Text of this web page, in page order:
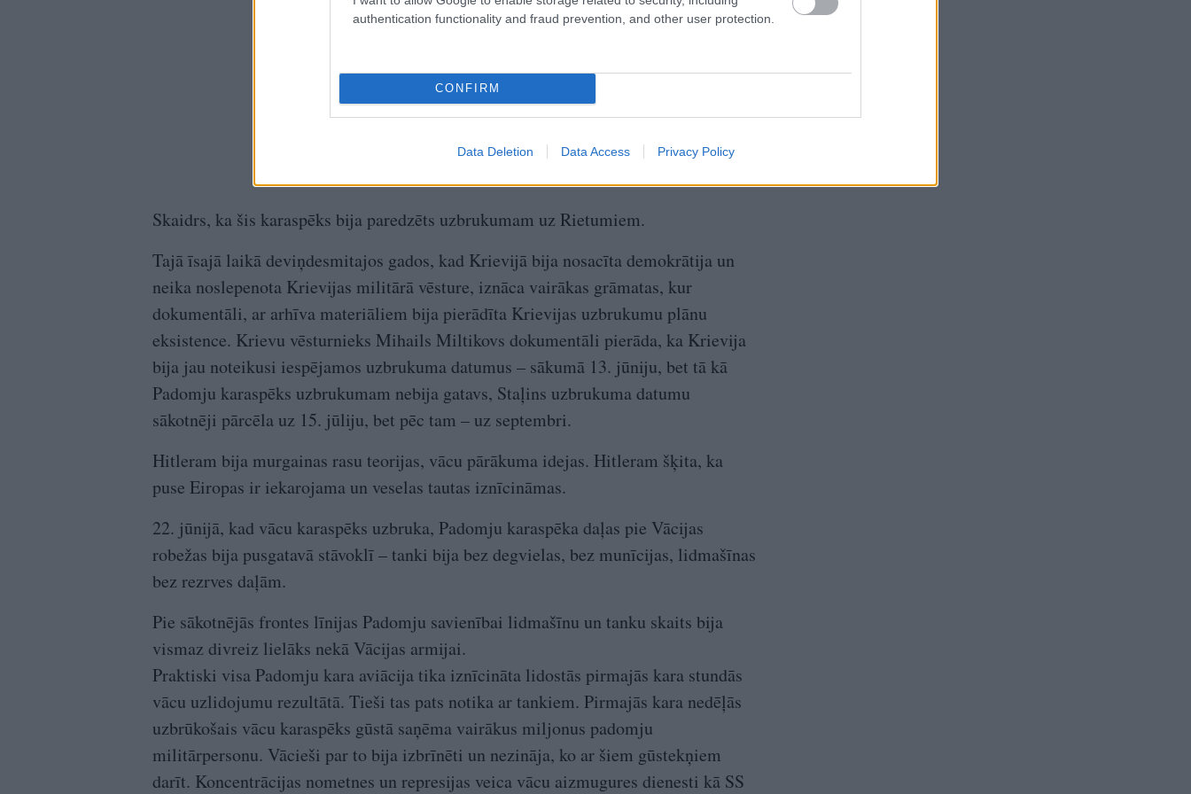
authentication functionality and fraud prevention, and other user protection.
CONFIRM
Data Deletion Data Access Privacy Policy
Skaidrs, ka šis karaspēks bija paredzēts uzbrukumam uz Rietumiem.
Tajā īsajā laikā deviņdesmitajos gados, kad Krievijā bija nosacīta demokrātija un
neika noslepenota Krievijas militārā vēsture, iznāca vairākas grāmatas, kur
dokumentāli, ar arhīva materiāliem bija pierādīta Krievijas uzbrukumu plānu
eksistence. Krievu vēsturnieks Mihails Miltikovs dokumentāli pierāda, ka Krievija
bija jau noteikusi iespējamos uzbrukuma datumus – sākumā 13. jūniju, bet tā kā
Padomju karaspēks uzbrukumam nebija gatavs, Staļins uzbrukuma datumu
sākotnēji pārcēla uz 15. jūliju, bet pēc tam – uz septembri.
Hitleram bija murgainas rasu teorijas, vācu pārākuma idejas. Hitleram šķita, ka
puse Eiropas ir iekarojama un veselas tautas iznīcināmas.
22. jūnijā, kad vācu karaspēks uzbruka, Padomju karaspēka daļas pie Vācijas
robežas bija pusgatavā stāvoklī – tanki bija bez degvielas, bez munīcijas, lidmašīnas
bez rezrves daļām.
Pie sākotnējās frontes līnijas Padomju savienībai lidmašīnu un tanku skaits bija
vismaz divreiz lielāks nekā Vācijas armijai.
Praktiski visa Padomju kara aviācija tika iznīcināta lidostās pirmajās kara stundās
vācu uzlidojumu rezultātā. Tieši tas pats notika ar tankiem. Pirmajās kara nedēļās
uzbrūkošais vācu karaspēks gūstā saņēma vairākus miljonus padomju
militārpersonu. Vācieši par to bija izbrīnēti un nezināja, ko ar šiem gūstekņiem
darīt. Koncentrācijas nometnes un represijas veica vācu aizmugures dienesti kā SS